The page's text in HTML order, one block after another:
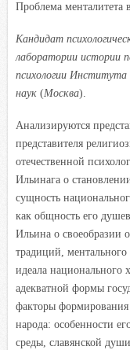
Проблема
Кандидат
лаборатории истории
психологии Института
наук (Москва).
Анализируются
представителя
отечественной
Ильинага о
сущность
как общность его
Ильина о своеобразии
традиций,
идеала национального
адекватной формы
факторы формирования
народа: особенности
среды, славянской